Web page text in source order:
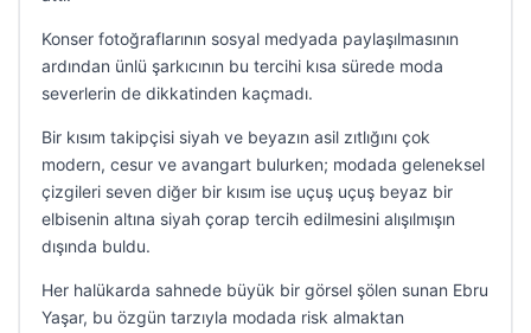
Konser fotoğraflarının sosyal medyada paylaşılmasının
ardından ünlü şarkıcının bu tercihi kısa sürede moda
severlerin de dikkatinden kaçmadı.
Bir kısım takipçisi siyah ve beyazın asil zıtlığını çok
modern, cesur ve avangart bulurken; modada geleneksel
çizgileri seven diğer bir kısım ise uçuş uçuş beyaz bir
elbisenin altına siyah çorap tercih edilmesini alışılmışın
dışında buldu.
Her halükarda sahnede büyük bir görsel şölen sunan Ebru
Yaşar, bu özgün tarzıyla modada risk almaktan